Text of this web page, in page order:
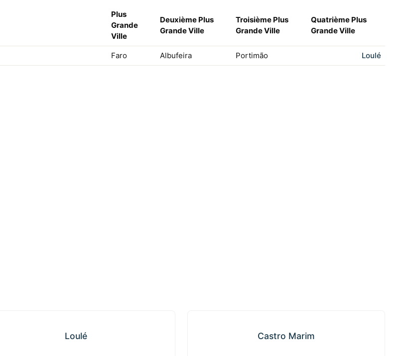
Plus
Grande
Ville
Deuxième Plus
Grande Ville
Troisième Plus
Grande Ville
Quatrième Plus
Grande Ville
Faro Albufeira Portimão Loulé
Loulé Castro Marim